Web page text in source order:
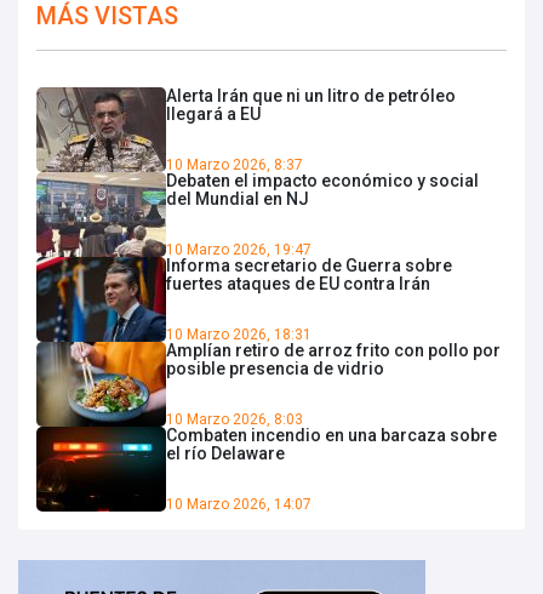
MÁS VISTAS
Alerta Irán que ni un litro de petróleo
llegará a EU
10 Marzo 2026, 8:37
Debaten el impacto económico y social
del Mundial en NJ
10 Marzo 2026, 19:47
Informa secretario de Guerra sobre
fuertes ataques de EU contra Irán
10 Marzo 2026, 18:31
Amplían retiro de arroz frito con pollo por
posible presencia de vidrio
10 Marzo 2026, 8:03
Combaten incendio en una barcaza sobre
el río Delaware
10 Marzo 2026, 14:07